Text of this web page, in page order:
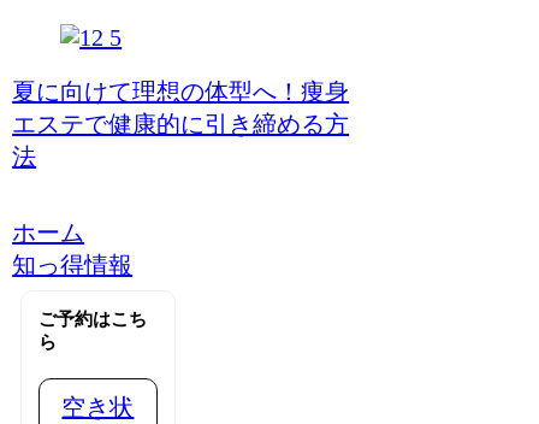
夏に向けて理想の体型へ！痩身
エステで健康的に引き締める方
法
ホーム
知っ得情報
ご予約はこち
ら
空き状